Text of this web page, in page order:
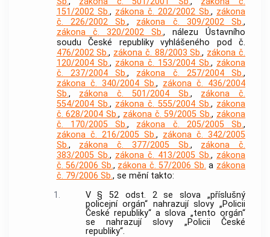
151/2002 Sb., zákona č. 202/2002 Sb., zákona
č. 226/2002 Sb., zákona č. 309/2002 Sb.,
zákona č. 320/2002 Sb., nálezu Ústavního
soudu České republiky vyhlášeného pod č.
476/2002 Sb., zákona č. 88/2003 Sb., zákona č.
120/2004 Sb., zákona č. 153/2004 Sb., zákona
č. 237/2004 Sb., zákona č. 257/2004 Sb.,
zákona č. 340/2004 Sb., zákona č. 436/2004
Sb., zákona č. 501/2004 Sb., zákona č.
554/2004 Sb., zákona č. 555/2004 Sb., zákona
č. 628/2004 Sb., zákona č. 59/2005 Sb., zákona
č. 170/2005 Sb., zákona č. 205/2005 Sb.,
zákona č. 216/2005 Sb., zákona č. 342/2005
Sb., zákona č. 377/2005 Sb., zákona č.
383/2005 Sb., zákona č. 413/2005 Sb., zákona
č. 56/2006 Sb., zákona č. 57/2006 Sb. a zákona
č. 79/2006 Sb., se mění takto:
1.
V § 52 odst. 2 se slova „příslušný
policejní orgán“ nahrazují slovy „Policii
České republiky“ a slova „tento orgán“
se nahrazují slovy „Policii České
republiky“.